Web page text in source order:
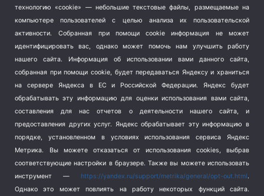
Транспорт (262)
Туризм (178)
Флот (76)
Школа и спорт (2)
Экология (8)
Экономика (1172)
технологию «cookie» — небольшие текстовые файлы, размещаемые на
компьютере пользователей с целью анализа их пользовательской
активности.
Собранная при помощи cookie информация не может
идентифицировать вас, однако может помочь нам улучшить работу
нашего сайта. Информация об использовании вами данного сайта,
собранная при помощи cookie, будет передаваться Яндексу и храниться
на сервере Яндекса в ЕС и Российской Федерации. Яндекс будет
обрабатывать эту информацию для оценки использования вами сайта,
составления для нас отчетов о деятельности нашего сайта, и
предоставления других услуг. Яндекс обрабатывает эту информацию в
порядке, установленном в условиях использования сервиса Яндекс
Метрика.
Вы можете отказаться от использования cookies, выбрав
соответствующие настройки в браузере. Также вы можете использовать
инструмент — https://yandex.ru/support/metrika/general/opt-out.html.
Однако это может повлиять на работу некоторых функций сайта.